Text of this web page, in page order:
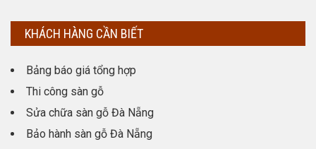
KHÁCH HÀNG CẦN BIẾT
Bảng báo giá tổng hợp
Thi công sàn gỗ
Sửa chữa sàn gỗ Đà Nẵng
Bảo hành sàn gỗ Đà Nẵng